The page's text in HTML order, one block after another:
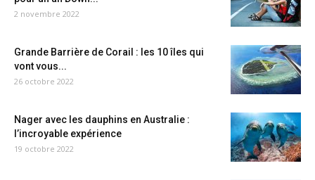
2 novembre 2022
Grande Barrière de Corail : les 10 îles qui
vont vous...
26 octobre 2022
Nager avec les dauphins en Australie :
l’incroyable expérience
19 octobre 2022